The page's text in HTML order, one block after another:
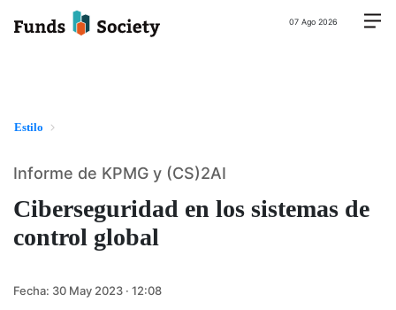
07 Ago 2026
Estilo
Ciberseguridad en los sistemas de
control global
Informe de KPMG y (CS)2AI
Fecha: 30 May 2023 · 12:08